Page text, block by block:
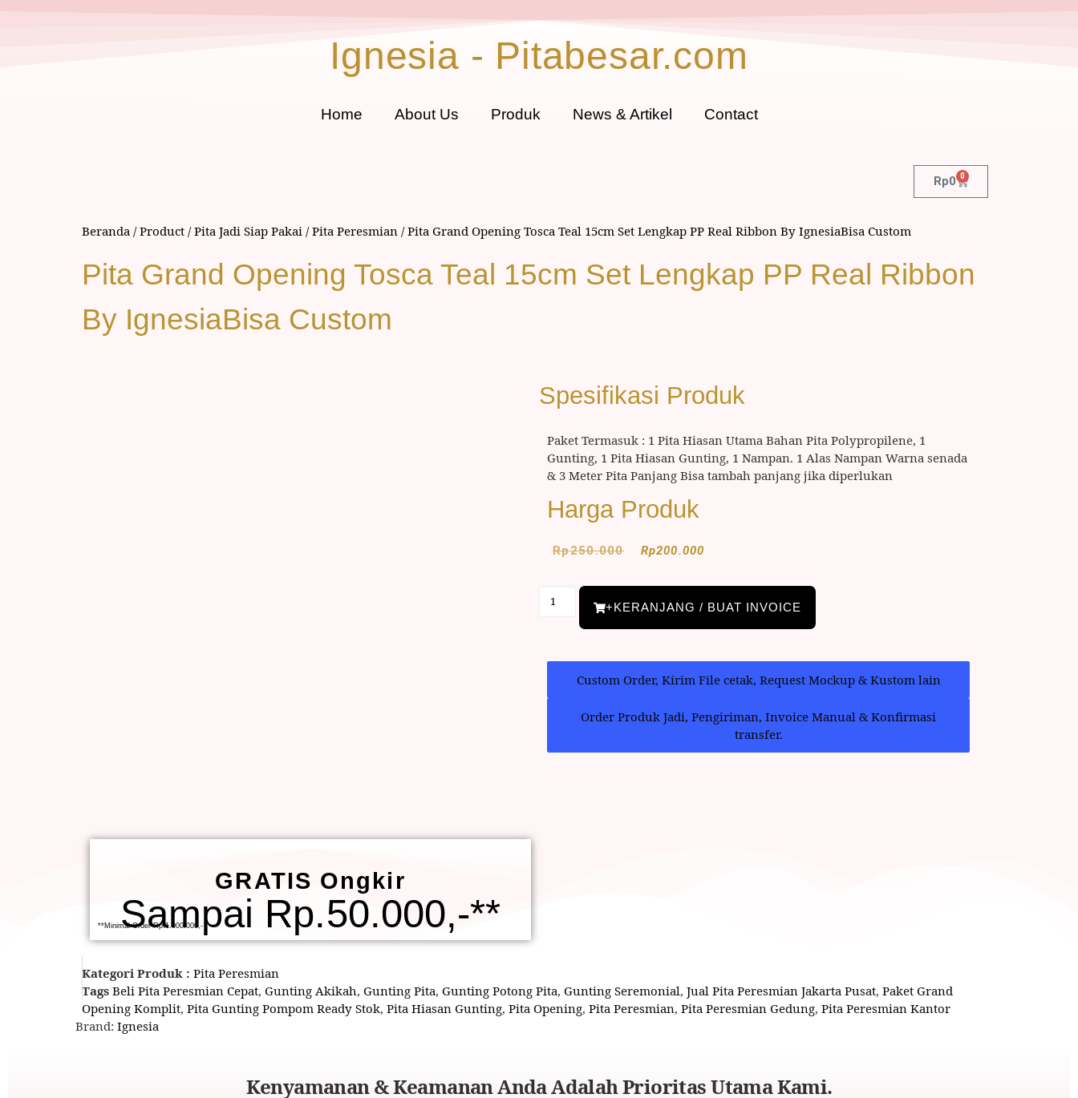
Ignesia - Pitabesar.com
Home About Us Produk News & Artikel Contact
Rp0 0
Beranda /Product /Pita Jadi Siap Pakai /Pita Peresmian / Pita Grand Opening Tosca Teal 15cm Set Lengkap PP Real Ribbon By IgnesiaBisa Custom
Pita Grand Opening Tosca Teal 15cm Set Lengkap PP Real Ribbon
By IgnesiaBisa Custom
GRATIS Ongkir
Sampai Rp.50.000,-**
**Minimal Order Rp.1.000.000,-
Spesifikasi Produk
Paket Termasuk : 1 Pita Hiasan Utama Bahan Pita Polypropilene, 1
Gunting, 1 Pita Hiasan Gunting, 1 Nampan. 1 Alas Nampan Warna senada
& 3 Meter Pita Panjang Bisa tambah panjang jika diperlukan
Harga Produk
Rp250.000 Rp200.000
+KERANJANG / BUAT INVOICE
Custom Order, Kirim File cetak, Request Mockup & Kustom lain
Order Produk Jadi, Pengiriman, Invoice Manual & Konfirmasi
transfer.
Kategori Produk : Pita Peresmian
Tags Beli Pita Peresmian Cepat, Gunting Akikah, Gunting Pita, Gunting Potong Pita, Gunting Seremonial, Jual Pita Peresmian Jakarta Pusat, Paket Grand
Opening Komplit, Pita Gunting Pompom Ready Stok, Pita Hiasan Gunting, Pita Opening, Pita Peresmian, Pita Peresmian Gedung, Pita Peresmian Kantor
Brand: Ignesia
Kenyamanan & Keamanan Anda Adalah Prioritas Utama Kami.